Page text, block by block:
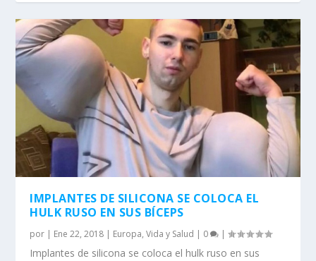
IMPLANTES DE SILICONA SE COLOCA EL
HULK RUSO EN SUS BÍCEPS
por | Ene 22, 2018 | Europa,Vida y Salud | 0 |
Implantes de silicona se coloca el hulk ruso en sus